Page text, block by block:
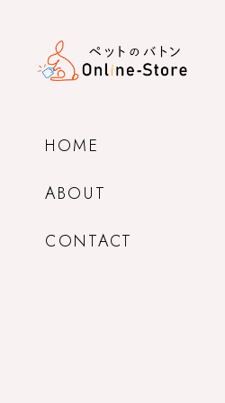
HOME
ABOUT
CONTACT